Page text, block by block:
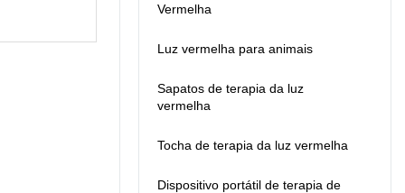
Vermelha
Luz vermelha para animais
Sapatos de terapia da luz
vermelha
Tocha de terapia da luz vermelha
Dispositivo portátil de terapia de